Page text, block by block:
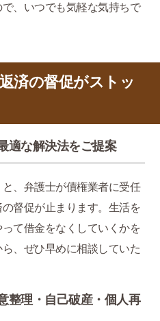
、いつでも気軽な気持ちで
済の督促がストッ
適な解決法をご提案
、弁護士が債権業者に受任
督促が止まります。生活を
て借金をなくしていくかを
、ぜひ早めに相談していた
整理・自己破産・個人再